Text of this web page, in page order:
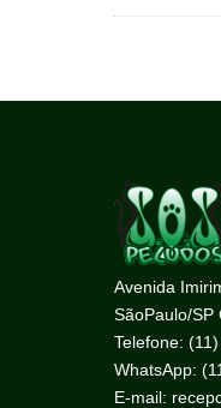
Avenida
SãoPaulo/SP
Telefone:
WhatsApp:
E-mail: